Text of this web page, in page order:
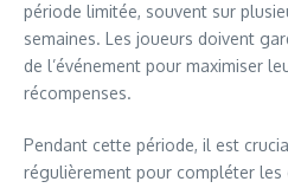
période limitée, souvent sur
semaines. Les joueurs doivent
de l’événement pour maximiser
récompenses.
Pendant cette période, il est
régulièrement pour compléter les